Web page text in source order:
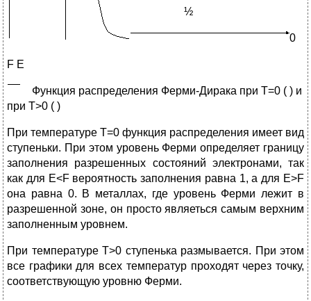
½
0
F E
Функция распределения Ферми-Дирака при Т=0 ( ) и
при Т>0 ( )
При температуре Т=0 функция распределения имеет вид
ступеньки. При этом уровень Ферми определяет границу
заполнения разрешенных состояний электронами, так
как для Е<F вероятность заполнения равна 1, а для E>F
она равна 0. В металлах, где уровень Ферми лежит в
разрешенной зоне, он просто являеться самым верхним
заполненным уровнем.
При температуре T>0 ступенька размывается. При этом
все графики для всех температур проходят через точку,
соответствующую уровню Ферми.